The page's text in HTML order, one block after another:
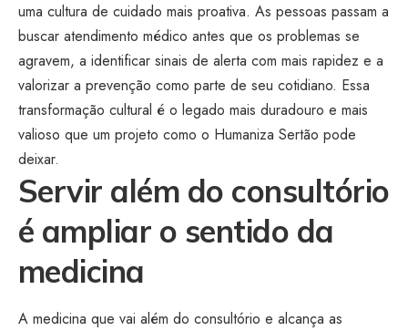
uma cultura de cuidado mais proativa. As pessoas passam a
buscar atendimento médico antes que os problemas se
agravem, a identificar sinais de alerta com mais rapidez e a
valorizar a prevenção como parte de seu cotidiano. Essa
transformação cultural é o legado mais duradouro e mais
valioso que um projeto como o Humaniza Sertão pode
deixar.
Servir além do consultório
é ampliar o sentido da
medicina
A medicina que vai além do consultório e alcança as